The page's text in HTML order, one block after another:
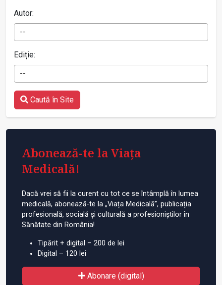
Autor:
--
Ediție:
--
Caută în Site
Abonează-te la Viața
Medicală!
Dacă vrei să fii la curent cu tot ce se întâmplă în lumea
medicală, abonează-te la „Viața Medicală”, publicația
profesională, socială și culturală a profesioniștilor în
Sănătate din România!
Tipărit + digital – 200 de lei
Digital – 120 lei
Abonare (digital)